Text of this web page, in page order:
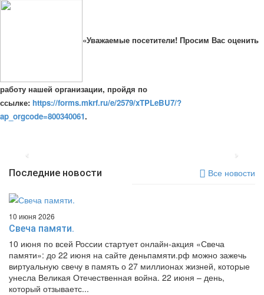
«Уважаемые посетители! Просим Вас оценить
работу нашей организации, пройдя по
ссылке: https://forms.mkrf.ru/e/2579/xTPLeBU7/?
ap_orgcode=800340061.
Последние новости Все новости
10 июня 2026
Свеча памяти.
10 июня по всей России стартует онлайн-акция «Свеча
памяти»: до 22 июня на сайте деньпамяти.рф можно зажечь
виртуальную свечу в память о 27 миллионах жизней, которые
унесла Великая Отечественная война. 22 июня – день,
который отзываетс...